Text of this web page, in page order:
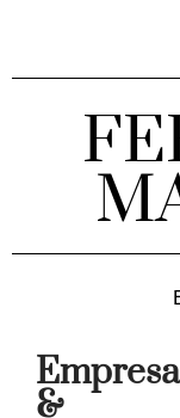
&